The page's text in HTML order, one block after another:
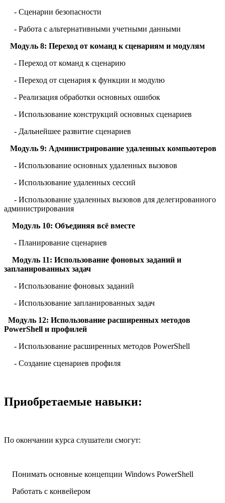
- Сценарии безопасности
- Работа с альтернативными учетными данными
Модуль 8: Переход от команд к сценариям и модулям
- Переход от команд к сценарию
- Переход от сценария к функции и модулю
- Реализация обработки основных ошибок
- Использование конструкций основных сценариев
- Дальнейшее развитие сценариев
Модуль 9: Администрирование удаленных компьютеров
- Использование основных удаленных вызовов
- Использование удаленных сессий
- Использование удаленных вызовов для делегированного
администрирования
Модуль 10: Объединяя всё вместе
- Планирование сценариев
Модуль 11: Использование фоновых заданий и
запланированных задач
- Использование фоновых заданий
- Использование запланированных задач
Модуль 12: Использование расширенных методов
PowerShell и профилей
- Использование расширенных методов PowerShell
- Создание сценариев профиля
Приобретаемые навыки:
По окончании курса слушатели смогут:
Понимать основные концепции Windows PowerShell
Работать с конвейером